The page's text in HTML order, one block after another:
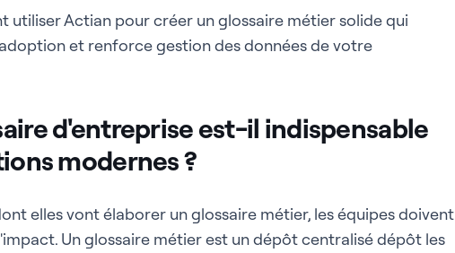
utiliser Actian pour créer un glossaire métier solide qui
et renforce gestion des données de votre
d'entreprise est-il indispensable
modernes ?
elles vont élaborer un glossaire métier, les équipes doivent
Un glossaire métier est un dépôt centralisé dépôt les